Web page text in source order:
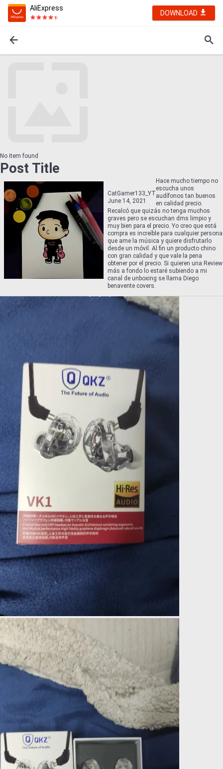
AliExpress
DOWNLOAD
No item found
Post Title
CatGamer133_YT
June 14, 2021
Hace mucho tiempo no
escucha unos
audífonos tan buenos
en calidad precio.
Recalcó que quizás no tenga muchos
graves pero se escuchan dms limpio y
muy bien para el precio. Yo creo que está
compra es increíble para cualquier persona
que ame la música y quiere disfrutarlo
desde un móvil. Al fin un producto chino
con gran calidad y que vale la pena
obtener por el precio. Si quieren una Review
más a fondo lo estaré subiendo a mi
canal de unboxing se llama Diego
benavente covers.